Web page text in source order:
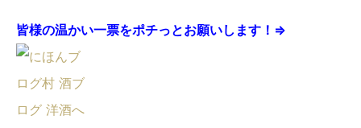
皆様の温かい一票をポチっとお願いします！⇒